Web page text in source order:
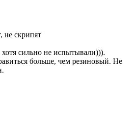
не скрипят
сильно не испытывали))).
больше, чем резиновый. Не